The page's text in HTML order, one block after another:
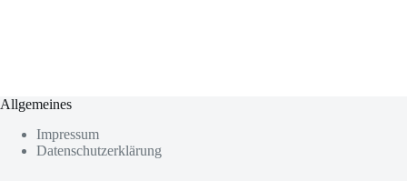
Allgemeines
Impressum
Datenschutzerklärung